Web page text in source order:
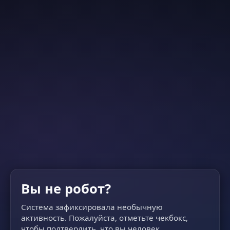
Вы не робот?
Система зафиксировала необычную
активность. Пожалуйста, отметьте чекбокс,